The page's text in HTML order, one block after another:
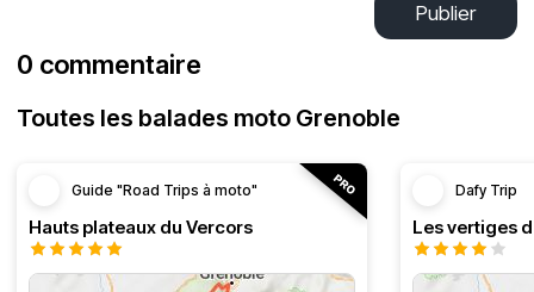
Publier
0 commentaire
Toutes les balades moto Grenoble
Guide "Road Trips à moto"
Hauts plateaux du Vercors
Dafy Trip
Les vertiges